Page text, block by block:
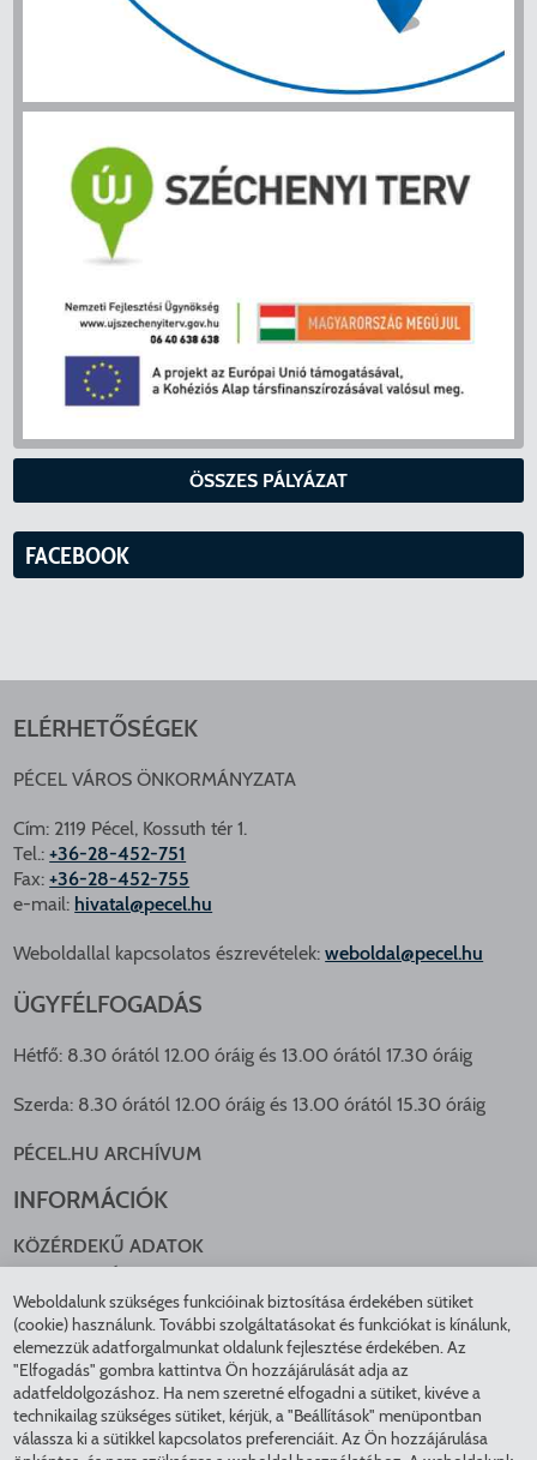
ÖSSZES PÁLYÁZAT
FACEBOOK
ELÉRHETŐSÉGEK
PÉCEL VÁROS ÖNKORMÁNYZATA
Cím: 2119 Pécel, Kossuth tér 1.
Tel.:+36-28-452-751
Fax:+36-28-452-755
e-mail: hivatal@pecel.hu
Weboldallal kapcsolatos észrevételek:weboldal@pecel.hu
ÜGYFÉLFOGADÁS
Hétfő: 8.30 órától 12.00 óráig és 13.00 órától 17.30 óráig
Szerda: 8.30 órától 12.00 óráig és 13.00 órától 15.30 óráig
PÉCEL.HU ARCHÍVUM
INFORMÁCIÓK
KÖZÉRDEKŰ ADATOK
KÖZLEKEDÉS
ADATKEZELÉS
ÁTLÁTHATÓ ÖNKORMÁNYZAT
COOKIE BEÁLLÍTÁSOK
INTÉZMÉNYEK
Weboldalunk szükséges funkcióinak biztosítása érdekében sütiket
(cookie) használunk. További szolgáltatásokat és funkciókat is kínálunk,
elemezzük adatforgalmunkat oldalunk fejlesztése érdekében. Az
"Elfogadás" gombra kattintva Ön hozzájárulását adja az
adatfeldolgozáshoz. Ha nem szeretné elfogadni a sütiket, kivéve a
technikailag szükséges sütiket, kérjük, a "Beállítások" menüpontban
válassza ki a sütikkel kapcsolatos preferenciáit. Az Ön hozzájárulása